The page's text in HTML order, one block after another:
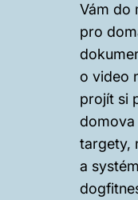
Vám do
pro
o video
projít si
domova
targety,
a